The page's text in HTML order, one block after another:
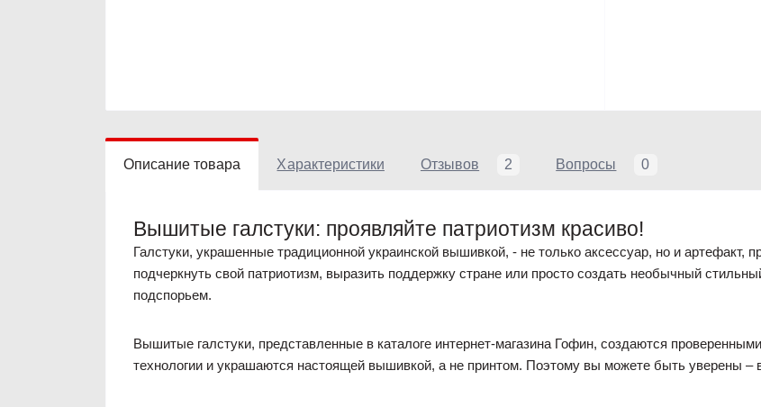
Описание товара Характеристики Отзывов 2 Вопросы 0
Вышитые галстуки: проявляйте патриотизм красиво!
Галстуки, украшенные традиционной украинской вышивкой, - не только аксессуар, но и артефакт,
подчеркнуть свой патриотизм, выразить поддержку стране или просто создать необычный
подспорьем.
Вышитые галстуки, представленные в каталоге интернет-магазина Гофин, создаются
технологии и украшаются настоящей вышивкой, а не принтом. Поэтому вы можете быть уверены –